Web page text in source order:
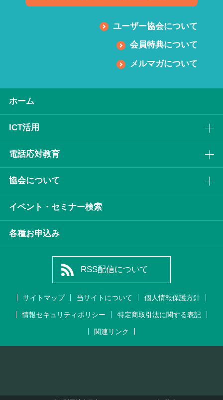
ユーザー協会について
会員特典について
メルマガについて
ホーム
ICT活⽤
電話応対教育
協会について
イベント・セミナー検索
各種お申込み
RSS配信について
サイトマップ 当サイトについて 個人情報保護方針
情報セキュリティポリシー 特定商取引法に関する表記
関連リンク